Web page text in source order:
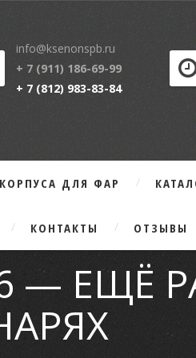
info@ksenonspb.ru
+ 7 (911) 186-69-99
+ 7 (812) 983-83-84
ДЛЯ ФАР
КОНТАКТЫ ОТЗЫВЫ
— ЕЩЁ